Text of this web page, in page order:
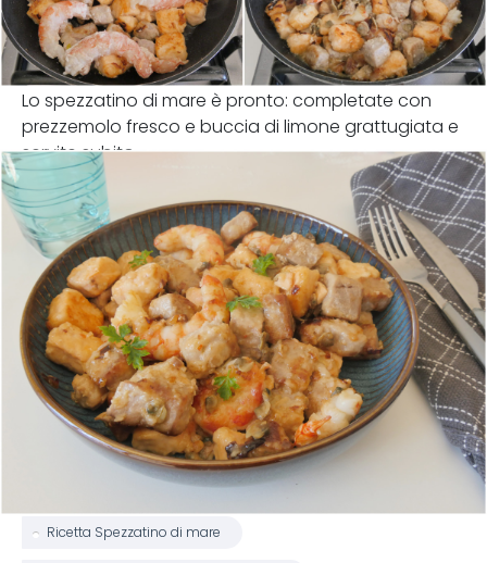
Lo spezzatino di mare è pronto: completate con
prezzemolo fresco e buccia di limone grattugiata e
servite subito.
Ricetta Spezzatino di mare